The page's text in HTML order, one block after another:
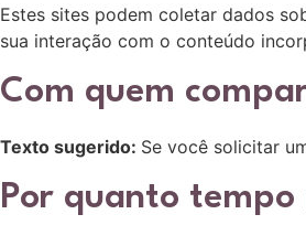
Estes sites podem coletar dados
sua interação com o conteúdo
Com quem
Texto sugerido: Se você solicitar
Por quanto tempo